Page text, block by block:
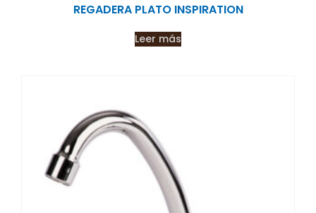
REGADERA PLATO INSPIRATION
Leer más